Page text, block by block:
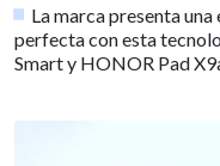
La marca presenta
perfecta con esta
Smart y HONOR Pad